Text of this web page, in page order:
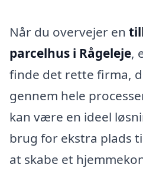
Når du overvejer en
parcelhus i Rågeleje,
finde det rette firma,
gennem hele
kan være en ideel
brug for ekstra plads
at skabe et